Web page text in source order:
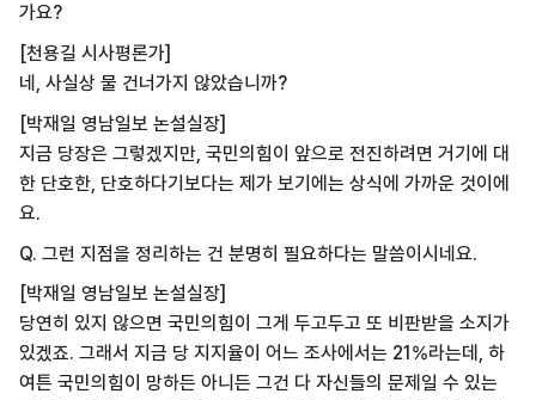
가요?
[천용길 시사평론가]
네, 사실상 물 건너가지 않았습니까?
[박재일 영남일보 논설실장]
지금 당장은 그렇겠지만, 국민의힘이 앞으로 전진하려면 거기에 대
한 단호한, 단호하다기보다는 제가 보기에는 상식에 가까운 것이에
요.
Q. 그런 지점을 정리하는 건 분명히 필요하다는 말씀이시네요.
[박재일 영남일보 논설실장]
당연히 있지 않으면 국민의힘이 그게 두고두고 또 비판받을 소지가
있겠죠. 그래서 지금 당 지지율이 어느 조사에서는 21%라는데, 하
여튼 국민의힘이 망하든 아니든 그건 다 자신들의 문제일 수 있는